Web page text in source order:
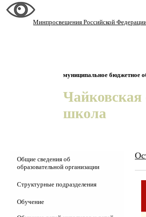
Минпросвещения Российской
муниципальное бюджетное
Чайковская
школа
Общие сведения об
образовательной организации
Основные сведения
Структурные подразделения
Детсад "Колосок"
ШСК "Юность"
Обучение